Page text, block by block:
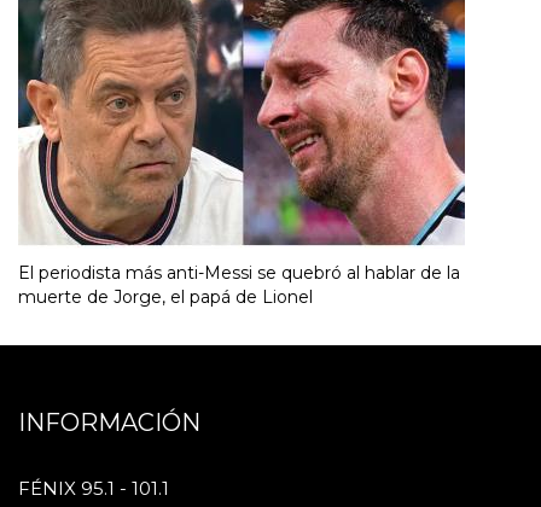
El periodista más anti-Messi se quebró al hablar de la
muerte de Jorge, el papá de Lionel
INFORMACIÓN
FÉNIX 95.1 - 101.1